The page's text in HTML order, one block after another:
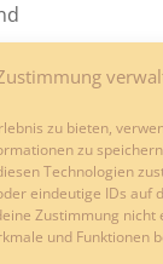
zu bieten,
zu
Technologien
eindeutige IDs auf
Zustimmung
und Funktionen